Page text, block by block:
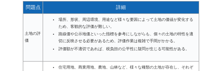
問題点 詳細
土地の評
価
場所、形状、周辺環境、用途など様々な要因によって土地の価値が変化する
ため、客観的な評価が難しい。
路線価や公示地価といった指標を参考にしながらも、個々の土地の特性を適
切に反映させる必要があるため、評価作業は複雑で手間がかかる。
評価額が不適切であれば、税負担の公平性に疑問が生じる可能性がある。
住宅用地、商業用地、農地、山林など、様々な種類の土地が存在し、それぞ